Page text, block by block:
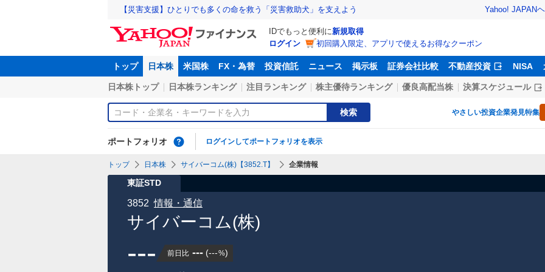
【災害支援】ひとりでも多くの命を救う「災害救助犬」を支えよう Yahoo! JAPAN
IDでもっと便利に新規取得
ログイン
初回購入限定、アプリで使えるお得なクーポン
トップ 日本株 米国株 FX・為替 投資信託 ニュース 掲示板 証券会社比較 不動産投資 NISA
日本株トップ 日本株ランキング 注目ランキング 株主優待ランキング 優良高配当株 決算スケジュール
検索 やさしい投資企業発見特集
ポートフォリオ ログインしてポートフォリオを表示
トップ 日本株 サイバーコム(株)【3852.T】 企業情報
東証STD
サイバーコム(株)
3852 情報・通信
--- 前日比 --- (---%)